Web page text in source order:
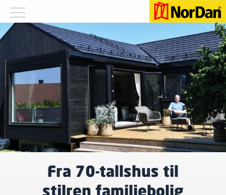
Fra 70-tallshus til
stilren familiebolig